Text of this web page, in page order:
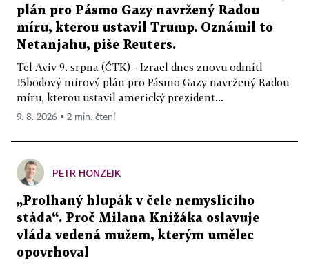
plán pro Pásmo Gazy navržený Radou
míru, kterou ustavil Trump. Oznámil to
Netanjahu, píše Reuters.
Tel Aviv 9. srpna (ČTK) - Izrael dnes znovu odmítl
15bodový mírový plán pro Pásmo Gazy navržený Radou
míru, kterou ustavil americký prezident...
9. 8. 2026 ▪ 2 min. čtení
PETR HONZEJK
„Prolhaný hlupák v čele nemyslícího
stáda“. Proč Milana Knížáka oslavuje
vláda vedená mužem, kterým umělec
opovrhoval